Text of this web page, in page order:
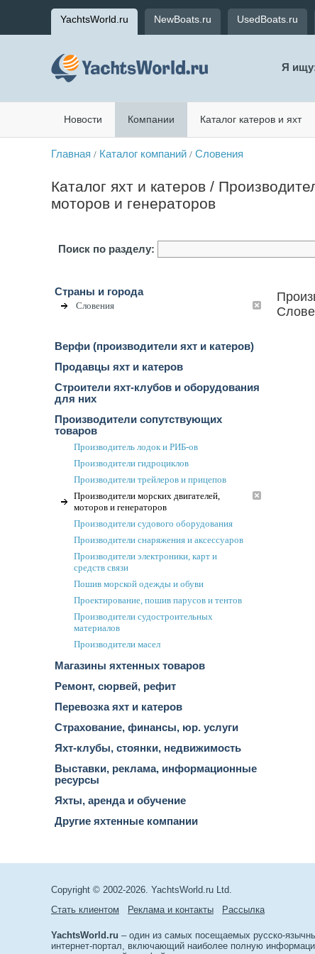
YachtsWorld.ru NewBoats.ru UsedBoats.ru
Я
Новости Компании Каталог катеров и яхт
Главная / Каталог компаний / Словения
Каталог яхт и катеров /
моторов и генераторов
Поиск по разделу:
Страны и города
Словения
Верфи (производители яхт и катеров)
Продавцы яхт и катеров
Строители яхт-клубов и оборудования
для них
Производители сопутствующих
товаров
Производитель лодок и РИБ-ов
Производители гидроциклов
Производители трейлеров и прицепов
Производители морских двигателей,
моторов и генераторов
Производители судового оборудования
Производители снаряжения и аксессуаров
Производители электроники, карт и
средств связи
Пошив морской одежды и обуви
Проектирование, пошив парусов и тентов
Производители судостроительных
материалов
Производители масел
Магазины яхтенных товаров
Ремонт, сюрвей, рефит
Перевозка яхт и катеров
Страхование, финансы, юр. услуги
Яхт-клубы, стоянки, недвижимость
Выставки, реклама, информационные
ресурсы
Яхты, аренда и обучение
Другие яхтенные компании
Copyright © 2002-2026. YachtsWorld.ru Ltd.
Стать клиентом
Реклама и контакты Рассылка
YachtsWorld.ru – один из самых посещаемых русско-
интернет-портал, включающий наиболее полную